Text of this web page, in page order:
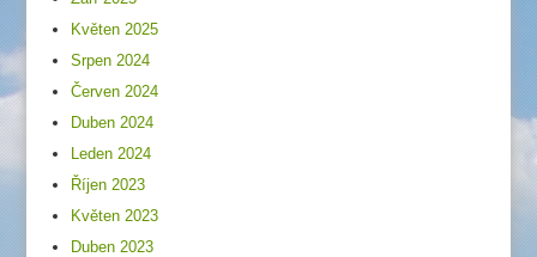
Květen 2025
Srpen 2024
Červen 2024
Duben 2024
Leden 2024
Říjen 2023
Květen 2023
Duben 2023